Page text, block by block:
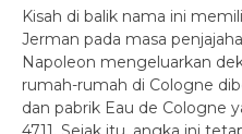
Kisah di balik nama ini
Jerman pada masa
Napoleon mengeluarkan
rumah-rumah di Cologne
dan pabrik Eau de Cologne